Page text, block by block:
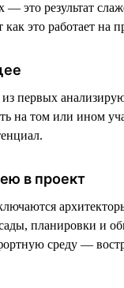
это результат
это работает на
первых
на том или ином
в проект
планировки и
среду —